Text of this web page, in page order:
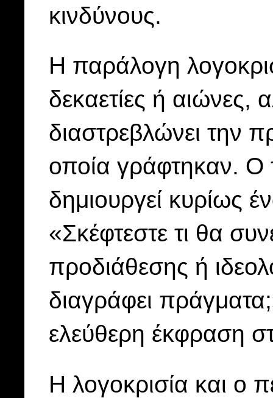
κινδύνους.
Η παράλογη
δεκαετίες ή αιώνες,
διαστρεβλώνει την
οποία γράφτηκαν. Ο
δημιουργεί κυρίως
«Σκέφτεστε τι θα
προδιάθεσης ή
διαγράφει
ελεύθερη έκφραση
Η λογοκρισία και ο